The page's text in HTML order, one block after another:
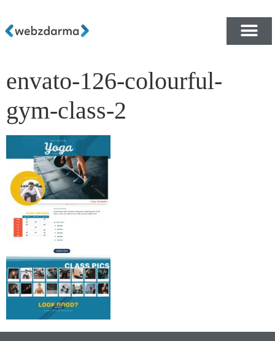
envato-126-colourful-
gym-class-2